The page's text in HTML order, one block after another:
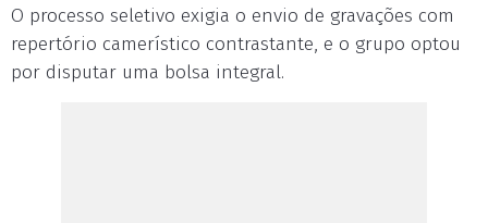
O processo seletivo exigia o envio de gravações com
repertório camerístico contrastante, e o grupo optou
por disputar uma bolsa integral.